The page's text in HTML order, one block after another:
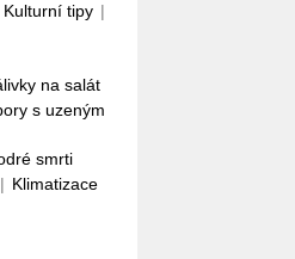
Kulturní tipy |
na salát
s uzeným
smrti
| Klimatizace